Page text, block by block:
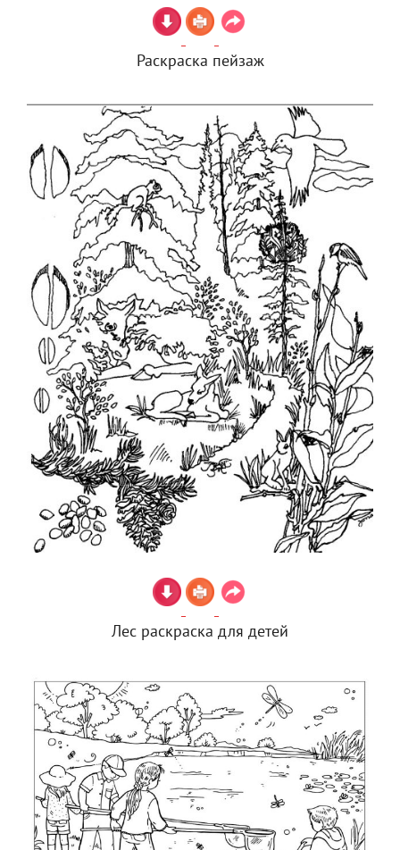
Раскраска пейзаж
Лес раскраска для детей